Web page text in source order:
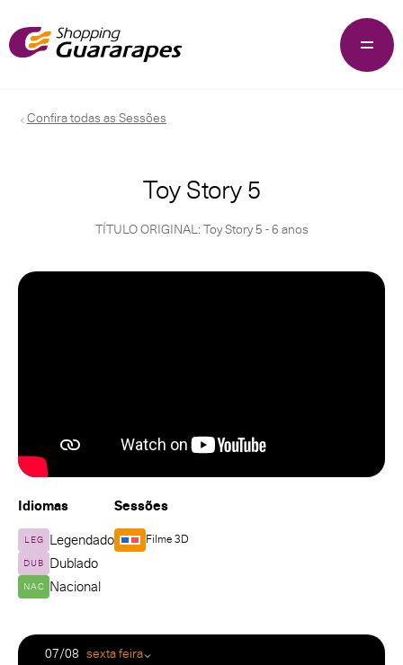
Confira todas as Sessões
Toy Story 5
TÍTULO ORIGINAL: Toy Story 5 - 6 anos
Idiomas
LEG Legendado
DUB Dublado
NAC Nacional
Sessões
Filme 3D
07/08 sexta feira